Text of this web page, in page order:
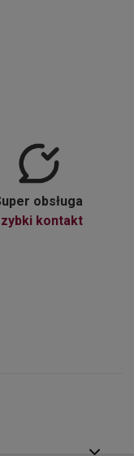
obsługa
kontakt